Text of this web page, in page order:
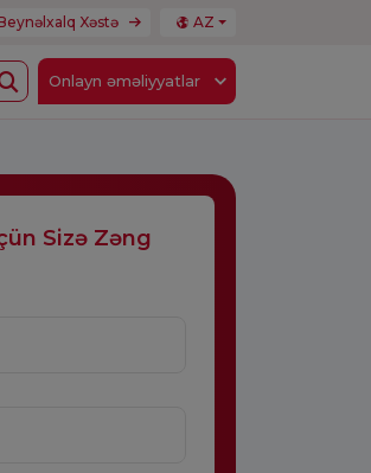
Xəstə AZ
Onlayn əməliyyatlar
Sizə Zəng